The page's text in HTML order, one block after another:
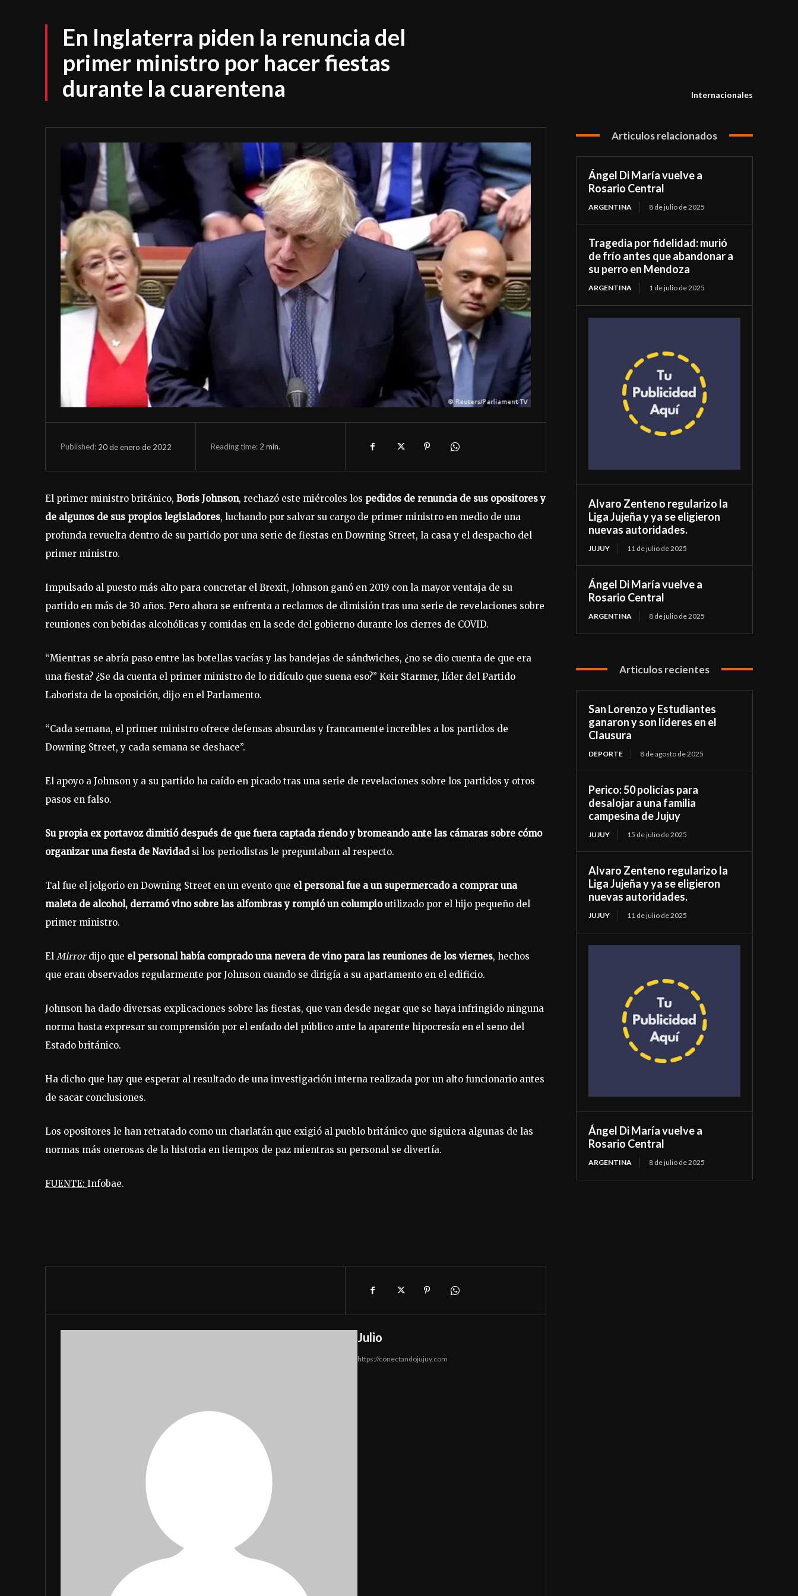
En Inglaterra piden la renuncia del
primer ministro por hacer fiestas
durante la cuarentena
Internacionales
Published: 20 de enero de 2022 Reading time: 2 min.
El primer ministro británico, Boris Johnson, rechazó este miércoles los pedidos de renuncia de sus opositores y
de algunos de sus propios legisladores, luchando por salvar su cargo de primer ministro en medio de una
profunda revuelta dentro de su partido por una serie de fiestas en Downing Street, la casa y el despacho del
primer ministro.
Impulsado al puesto más alto para concretar el Brexit, Johnson ganó en 2019 con la mayor ventaja de su
partido en más de 30 años. Pero ahora se enfrenta a reclamos de dimisión tras una serie de revelaciones sobre
reuniones con bebidas alcohólicas y comidas en la sede del gobierno durante los cierres de COVID.
“Mientras se abría paso entre las botellas vacías y las bandejas de sándwiches, ¿no se dio cuenta de que era
una fiesta? ¿Se da cuenta el primer ministro de lo ridículo que suena eso?” Keir Starmer, líder del Partido
Laborista de la oposición, dijo en el Parlamento.
“Cada semana, el primer ministro ofrece defensas absurdas y francamente increíbles a los partidos de
Downing Street, y cada semana se deshace”.
El apoyo a Johnson y a su partido ha caído en picado tras una serie de revelaciones sobre los partidos y otros
pasos en falso.
Su propia ex portavoz dimitió después de que fuera captada riendo y bromeando ante las cámaras sobre cómo
organizar una fiesta de Navidadsi los periodistas le preguntaban al respecto.
Tal fue el jolgorio en Downing Street en un evento que el personal fue a un supermercado a comprar una
maleta de alcohol, derramó vino sobre las alfombras y rompió un columpioutilizado por el hijo pequeño del
primer ministro.
El Mirrordijo que el personal había comprado una nevera de vino para las reuniones de los viernes, hechos
que eran observados regularmente por Johnson cuando se dirigía a su apartamento en el edificio.
Johnson ha dado diversas explicaciones sobre las fiestas, que van desde negar que se haya infringido ninguna
norma hasta expresar su comprensión por el enfado del público ante la aparente hipocresía en el seno del
Estado británico.
Ha dicho que hay que esperar al resultado de una investigación interna realizada por un alto funcionario antes
de sacar conclusiones.
Los opositores le han retratado como un charlatán que exigió al pueblo británico que siguiera algunas de las
normas más onerosas de la historia en tiempos de paz mientras su personal se divertía.
FUENTE: Infobae.
Julio
https://conectandojujuy.com
Articulos relacionados
Ángel Di María vuelve a
Rosario Central
ARGENTINA 8 de julio de 2025
Tragedia por fidelidad: murió
de frío antes que abandonar a
su perro en Mendoza
ARGENTINA 1 de julio de 2025
Alvaro Zenteno regularizo la
Liga Jujeña y ya se eligieron
nuevas autoridades.
JUJUY 11 de julio de 2025
Ángel Di María vuelve a
Rosario Central
ARGENTINA 8 de julio de 2025
Articulos recientes
San Lorenzo y Estudiantes
ganaron y son líderes en el
Clausura
DEPORTE 8 de agosto de 2025
Perico: 50 policías para
desalojar a una familia
campesina de Jujuy
JUJUY 15 de julio de 2025
Alvaro Zenteno regularizo la
Liga Jujeña y ya se eligieron
nuevas autoridades.
JUJUY 11 de julio de 2025
Ángel Di María vuelve a
Rosario Central
ARGENTINA 8 de julio de 2025